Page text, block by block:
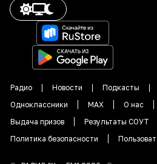
Радио Новости Подкасты
Одноклассники
MAX О нас
Выдача призов
Результаты СОУТ
Политика безопасности